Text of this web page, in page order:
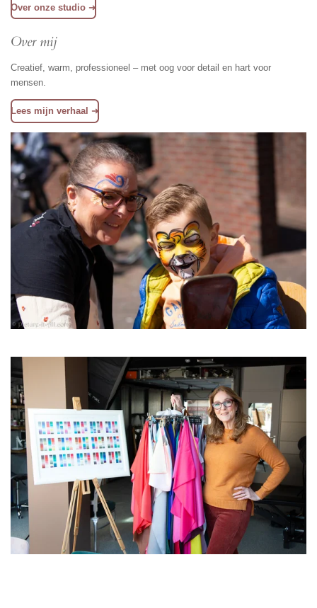
Over onze studio ➜
Over mij
Creatief, warm, professioneel – met oog voor detail en hart voor
mensen.
Lees mijn verhaal ➜